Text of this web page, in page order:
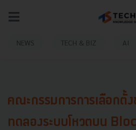
NEWS TECH & BIZ AI
คณะกรรมการการเลือกตั้ง
ทดลองระบบโหวตบน